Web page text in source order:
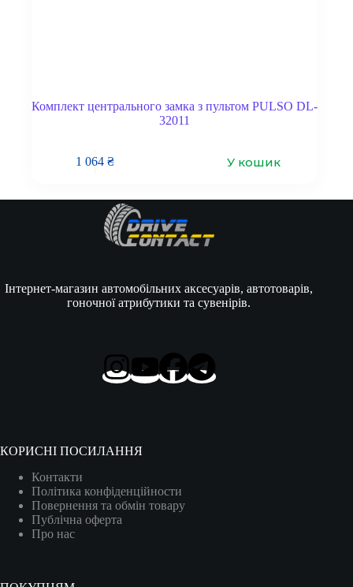
Комплект центрального замка з пультом PULSO DL-
32011
1 064₴ У кошик
Інтернет-магазин автомобільних аксесуарів, автотоварів,
гоночної атрибутики та сувенірів.
КОРИСНІ ПОСИЛАННЯ
Контакти
Політика конфіденційности
Повернення та обмін товару
Публічна оферта
Про нас